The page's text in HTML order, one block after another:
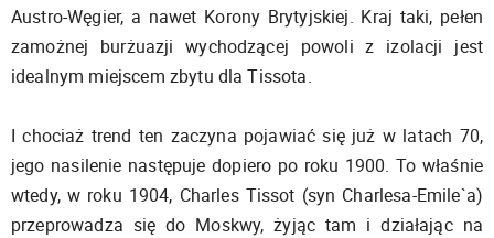
Austro-Węgier, a nawet Korony Brytyjskiej. Kraj taki, pełen
zamożnej burżuazji wychodzącej powoli z izolacji jest
idealnym miejscem zbytu dla Tissota.
I chociaż trend ten zaczyna pojawiać się już w latach 70,
jego nasilenie następuje dopiero po roku 1900. To właśnie
wtedy, w roku 1904, Charles Tissot (syn Charlesa-Emile`a)
przeprowadza się do Moskwy, żyjąc tam i działając na